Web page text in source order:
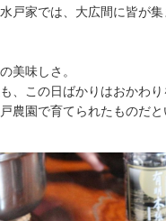
戸家では、大広間に皆が
美味しさ。
、この日ばかりはおかわり
農園で育てられたものだと